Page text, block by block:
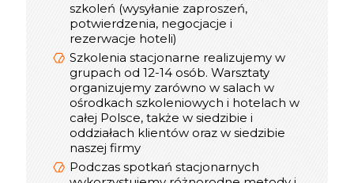
szkoleń (wysyłanie zaproszeń,
potwierdzenia, negocjacje i
rezerwacje hoteli)
Szkolenia stacjonarne realizujemy w
grupach od 12-14 osób. Warsztaty
organizujemy zarówno w salach w
ośrodkach szkoleniowych i hotelach w
całej Polsce, także w siedzibie i
oddziałach klientów oraz w siedzibie
naszej firmy
Podczas spotkań stacjonarnych
Podczas spotkań online korzystamy z
takich narzędzi jak: Mentimeter, Miro,
Mural, Padlet, Jambord
Mamy duże doświadczenie w realizacji
szkoleń online - pierwsze działania
rozpoczęliśmy w 2019 roku
Podczas szkoleń online uczestnicy
otrzymują materiały w wersji pdf, oraz
certyfikat online
W trakcie realizacji spotkania online
do dyspozycji uczestników jest